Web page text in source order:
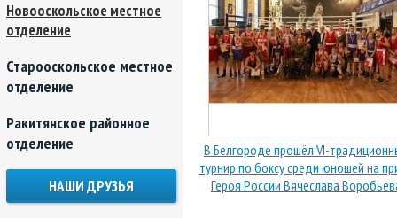
В Белгороде прошёл VI-
турнир по боксу среди юношей на
Героя России Вячеслава
Новооскольское местное
отделение
Старооскольское местное
отделение
Ракитянское районное
отделение
НАШИ ДРУЗЬЯ